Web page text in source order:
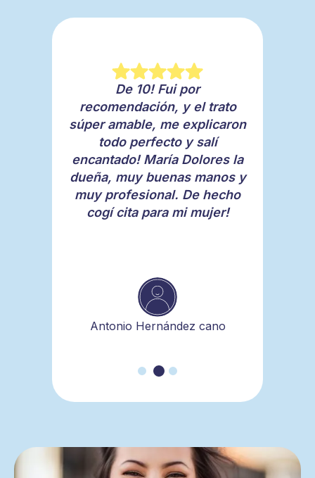
Fui hace 1 semana a hacerme
un blanqueamiento y estoy
encantada, 😊 100%
recomendable, muy
profesionales!
Levita Estética y barberia
De 10! Fui por
recomendación, y el trato
súper amable, me explicaron
todo perfecto y salí
encantado! María Dolores la
dueña, muy buenas manos y
muy profesional. De hecho
cogí cita para mi mujer!
Antonio Hernández cano
Esta clínica es de lo más
recomendable. He acudido
en varias ocasiones a
hacerme distintos
tratamientos y siempre me
atendieron y explicaron todo
al detalle. El trato es muy
personal y agradable, son
óptima.
Carlos Sandokan